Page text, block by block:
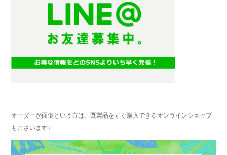
オーダーが面倒という方は、既製品をすぐ購入できるオンラインショップ
もございます↓